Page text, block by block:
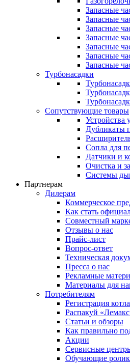
Запасные
Запасные
Запасные
Запасные
Запасные
Запасные
Запасные
Турбонасадки
Сопутствующие товары
Устройства
Дубликаты
Сопла для
Датчики и
Очистка и
Системы
Партнерам
Дилерам
Коммерческое
Как стать
Совместный
Отзывы о нас
Прайс-лист
Вопрос-ответ
Техническая
Пресса о нас
Рекламные
Материалы для
Потребителям
Регистрация котла
Распакуй
Статьи и обзоры
Как правильно
Акции
Сервисные
Обучающие